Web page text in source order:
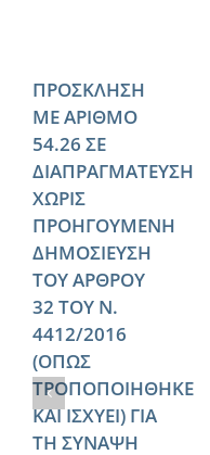
ΠΡΟΣΚΛΗΣΗ
ΜΕ ΑΡΙΘΜΟ
54.26 ΣΕ
ΔΙΑΠΡΑΓΜΑΤΕΥΣΗ
ΧΩΡΙΣ
ΠΡΟΗΓΟΥΜΕΝΗ
ΔΗΜΟΣΙΕΥΣΗ
ΤΟΥ ΑΡΘΡΟΥ
32 ΤΟΥ Ν.
4412/2016
(ΟΠΩΣ
ΤΡΟΠΟΠΟΙΗΘΗΚΕ
ΚΑΙ ΙΣΧΥΕΙ) ΓΙΑ
ΤΗ ΣΥΝΑΨΗ